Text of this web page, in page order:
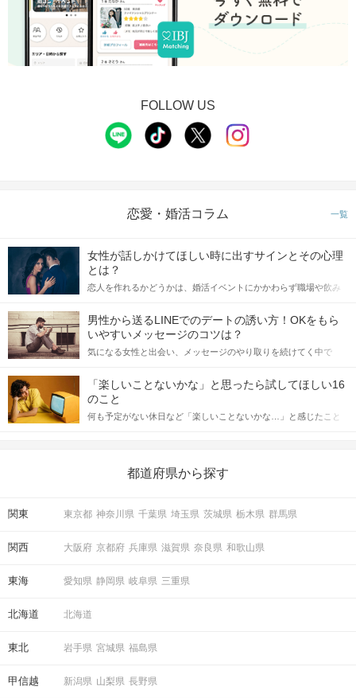
＜受付場所＞阪神「姫島」駅改札前
開始の15分前から受付スタート！
受付場所にPARTY☆PARTYのバインダーを持
った
スタッフがおりますので、お声掛けいただき
QRコードにて受付をおこないます。
①公式アプリのダウンロード
②本人確認書類の事前アップロード
開始時刻に遅れてご到着される際は
また、
原則10分以上の遅れてのご参加はお断
りしております。
同様ですので、
お時間に余裕を持ってお越しください。
分からない事がありましたらお気軽に聞いて
下さい♪
行っておりませんので
FOLLOW US
恋愛・婚活コラム 一覧
女性が話しかけてほしい時に出すサインとその心理
とは？
恋人を作れるかどうかは、婚活イベントにかかわらず職場や飲み
てアプローチできるかにも左右されます。 これから恋人作りを本
格的に始めようとしている方は、女性が異性を求めて出すサイン
をしっかりと理解し、正しい行動に移せるかどうかが重要。 この
記事では、女性が話しかけて欲しい時に出すサインとその心理を
合にどのような行動に繋げるべきかをご紹介していきます。
男性から送るLINEでのデートの誘い方！OKをもら
いやすいメッセージのコツは？
気になる女性と出会い、メッセージのやり取りを続けてく中で
しかし、中には「どう誘ったらいいの？」とお困りの男性もいら
っしゃるのではないでしょうか。 そこで今回は、男性から女性へ
送るLINEでのデートの誘い方のコツをご紹介します。例文も混じ
えながら解説するので、ぜひ参考にしてください。
「楽しいことないかな」と思ったら試してほしい16
のこと
何も予定がない休日など「楽しいことないかな…」と感じたこと
の楽しいことアイデアを集めました♪ いままさに楽しいことを探し
都道府県から探す
関東 東京都 神奈川県 千葉県 埼玉県 茨城県 栃木県 群馬県
関西 大阪府 京都府 兵庫県 滋賀県 奈良県 和歌山県
東海 愛知県 静岡県 岐阜県 三重県
北海道 北海道
東北 岩手県 宮城県 福島県
甲信越 新潟県 山梨県 長野県